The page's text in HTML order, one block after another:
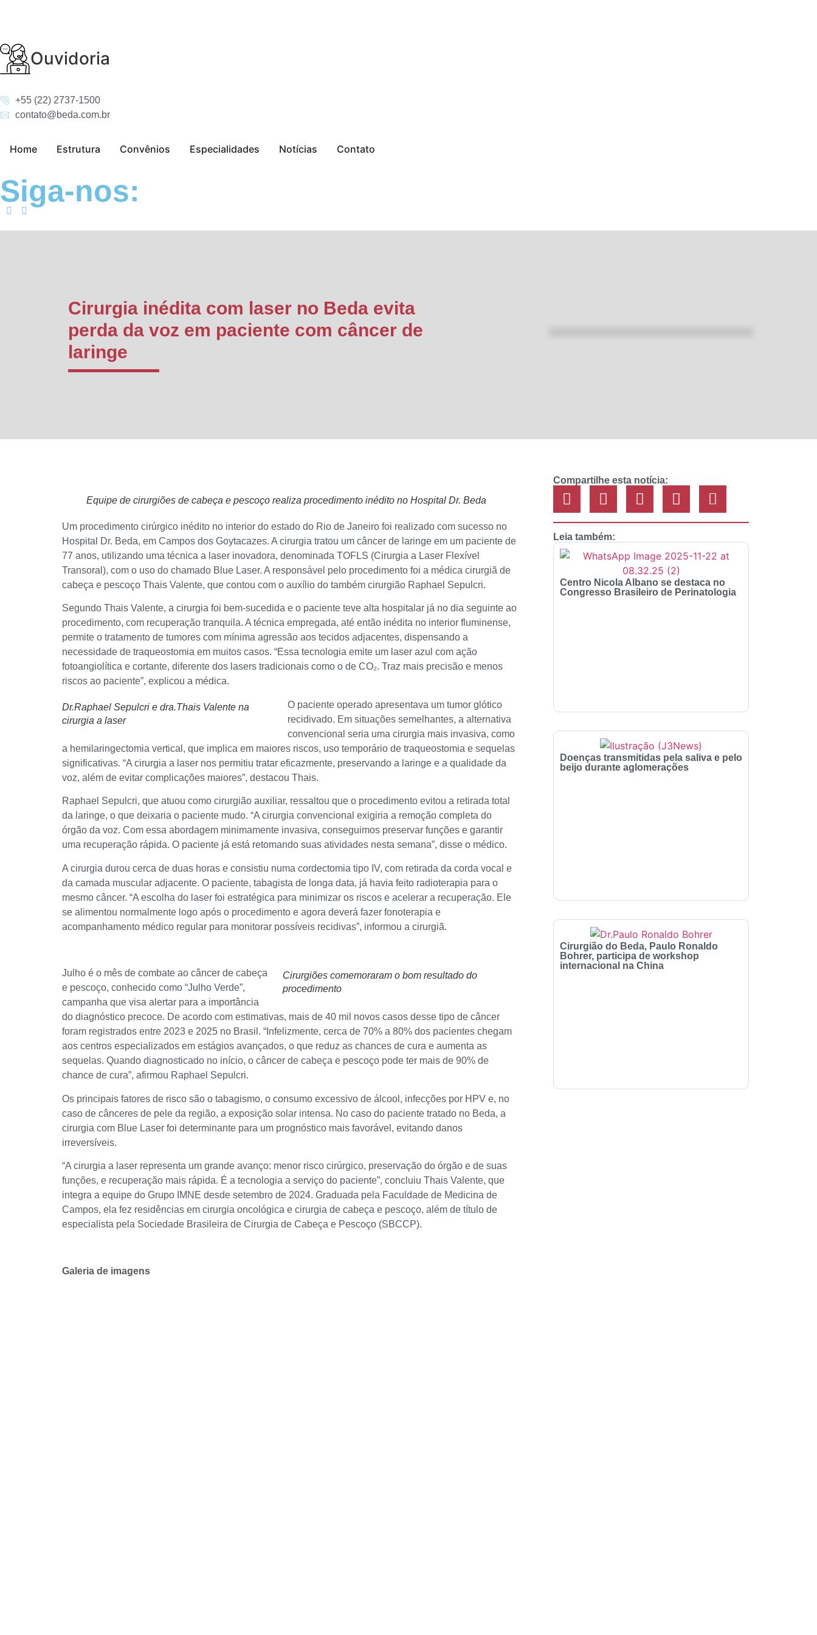
Ouvidoria
+55 (22) 2737-1500
contato@beda.com.br
Home Estrutura Convênios Especialidades Notícias Contato
Siga-nos:
Cirurgia inédita com laser no Beda evita
perda da voz em paciente com câncer de
laringe
Equipe de cirurgiões de cabeça e pescoço realiza procedimento inédito no Hospital Dr. Beda
Um procedimento cirúrgico inédito no interior do estado do Rio de Janeiro foi realizado com sucesso no
Hospital Dr. Beda, em Campos dos Goytacazes. A cirurgia tratou um câncer de laringe em um paciente de
77 anos, utilizando uma técnica a laser inovadora, denominada TOFLS (Cirurgia a Laser Flexível
Transoral), com o uso do chamado Blue Laser. A responsável pelo procedimento foi a médica cirurgiã de
cabeça e pescoço Thais Valente, que contou com o auxílio do também cirurgião Raphael Sepulcri.
Segundo Thais Valente, a cirurgia foi bem-sucedida e o paciente teve alta hospitalar já no dia seguinte ao
procedimento, com recuperação tranquila. A técnica empregada, até então inédita no interior fluminense,
permite o tratamento de tumores com mínima agressão aos tecidos adjacentes, dispensando a
necessidade de traqueostomia em muitos casos. “Essa tecnologia emite um laser azul com ação
fotoangiolítica e cortante, diferente dos lasers tradicionais como o de CO₂. Traz mais precisão e menos
riscos ao paciente”, explicou a médica.
Dr.Raphael Sepulcri e dra.Thais Valente na
cirurgia a laser
O paciente operado apresentava um tumor glótico
recidivado. Em situações semelhantes, a alternativa
convencional seria uma cirurgia mais invasiva, como
a hemilaringectomia vertical, que implica em maiores riscos, uso temporário de traqueostomia e sequelas
significativas. “A cirurgia a laser nos permitiu tratar eficazmente, preservando a laringe e a qualidade da
voz, além de evitar complicações maiores”, destacou Thais.
Raphael Sepulcri, que atuou como cirurgião auxiliar, ressaltou que o procedimento evitou a retirada total
da laringe, o que deixaria o paciente mudo. “A cirurgia convencional exigiria a remoção completa do
órgão da voz. Com essa abordagem minimamente invasiva, conseguimos preservar funções e garantir
uma recuperação rápida. O paciente já está retomando suas atividades nesta semana”, disse o médico.
A cirurgia durou cerca de duas horas e consistiu numa cordectomia tipo IV, com retirada da corda vocal e
da camada muscular adjacente. O paciente, tabagista de longa data, já havia feito radioterapia para o
mesmo câncer. “A escolha do laser foi estratégica para minimizar os riscos e acelerar a recuperação. Ele
se alimentou normalmente logo após o procedimento e agora deverá fazer fonoterapia e
acompanhamento médico regular para monitorar possíveis recidivas”, informou a cirurgiã.
Cirurgiões comemoraram o bom resultado do
procedimento
Julho é o mês de combate ao câncer de cabeça
e pescoço, conhecido como “Julho Verde”,
campanha que visa alertar para a importância
do diagnóstico precoce. De acordo com estimativas, mais de 40 mil novos casos desse tipo de câncer
foram registrados entre 2023 e 2025 no Brasil. “Infelizmente, cerca de 70% a 80% dos pacientes chegam
aos centros especializados em estágios avançados, o que reduz as chances de cura e aumenta as
sequelas. Quando diagnosticado no início, o câncer de cabeça e pescoço pode ter mais de 90% de
chance de cura”, afirmou Raphael Sepulcri.
Os principais fatores de risco são o tabagismo, o consumo excessivo de álcool, infecções por HPV e, no
caso de cânceres de pele da região, a exposição solar intensa. No caso do paciente tratado no Beda, a
cirurgia com Blue Laser foi determinante para um prognóstico mais favorável, evitando danos
irreversíveis.
“A cirurgia a laser representa um grande avanço: menor risco cirúrgico, preservação do órgão e de suas
funções, e recuperação mais rápida. É a tecnologia a serviço do paciente”, concluiu Thais Valente, que
integra a equipe do Grupo IMNE desde setembro de 2024. Graduada pela Faculdade de Medicina de
Campos, ela fez residências em cirurgia oncológica e cirurgia de cabeça e pescoço, além de título de
especialista pela Sociedade Brasileira de Cirurgia de Cabeça e Pescoço (SBCCP).
Galeria de imagens
Compartilhe esta notícia:
Leia também:
Centro Nicola Albano se destaca no
Congresso Brasileiro de Perinatologia
Doenças transmitidas pela saliva e pelo
beijo durante aglomerações
Cirurgião do Beda, Paulo Ronaldo
Bohrer, participa de workshop
internacional na China